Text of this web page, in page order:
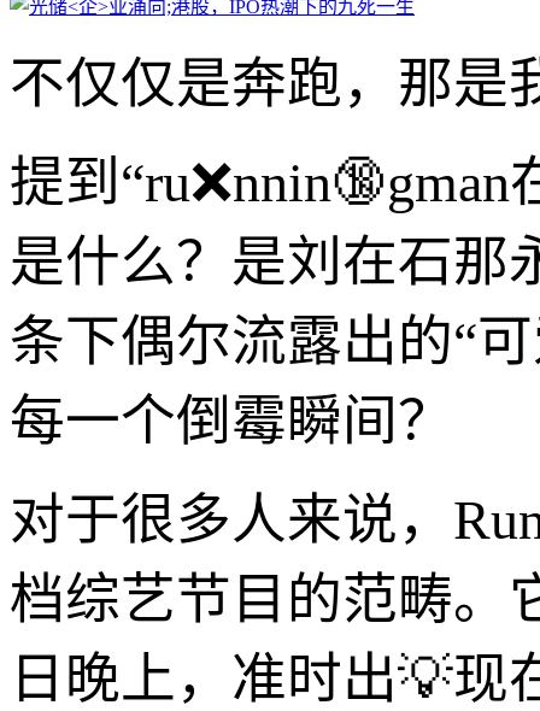
不仅仅是奔跑，那是
提到
是什么？是刘在石那
条下偶尔流露出的“
每一个倒霉瞬间？
对于很多人来说，
档综艺节目的范畴。
日晚上，准时出💡